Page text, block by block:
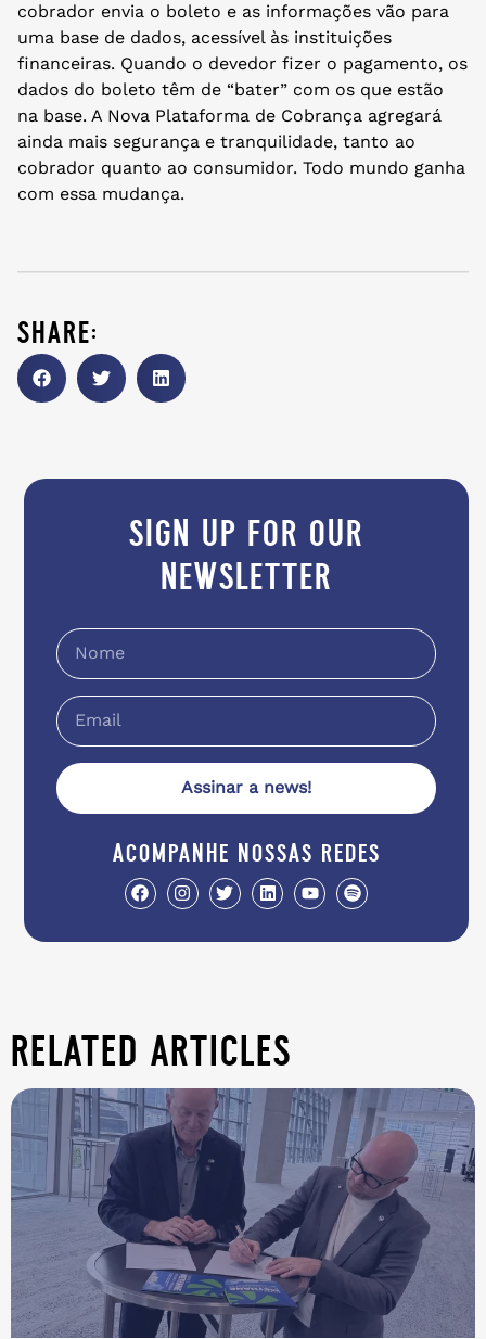
cobrador envia o boleto e as informações vão para
uma base de dados, acessível às instituições
financeiras. Quando o devedor fizer o pagamento, os
dados do boleto têm de “bater” com os que estão
na base. A Nova Plataforma de Cobrança agregará
ainda mais segurança e tranquilidade, tanto ao
cobrador quanto ao consumidor. Todo mundo ganha
com essa mudança.
share:
sign up for our
newsletter
Assinar a news!
acompanhe nossas redes
related articles